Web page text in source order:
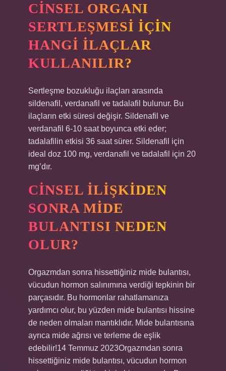
CINSEL ORGANI
SERTLEŞMESI IÇIN
HANGI ILAÇLAR
KULLANILIR?
Sertleşme bozukluğu ilaçları arasında
sildenafil, verdanafil ve tadalafil bulunur. Bu
ilaçların etki süresi değişir. Sildenafil ve
verdanafil 6-10 saat boyunca etki eder;
tadalafilin etkisi 36 saat sürer. Sildenafil için
ideal doz 100 mg, verdanafil ve tadalafil için 20
mg’dır.
CINSEL ILIŞKIDEN
SONRA MIDE
BULANTISI NEDEN
OLUR?
Orgazmdan sonra hissettiğiniz mide bulantısı,
vücudun hormon salınımına verdiği tepkinin bir
parçasıdır. Bu hormonlar rahatlamanıza
yardımcı olur, bu yüzden mide bulantısı hissine
de neden olmaları mantıklıdır. Mide bulantısına
ayrıca mide ağrısı ve terleme de eşlik
edebilir!14 Temmuz 2023Orgazmdan sonra
hissettiğiniz mide bulantısı, vücudun hormon